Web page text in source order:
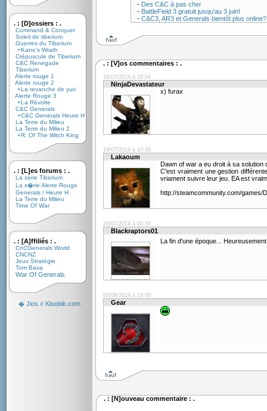
. : [D]ossiers : .
Command & Conquer
Soleil de tiberium
Guerres du Tiberium
+Kane's Wrath
Crépuscule de Tiberium
C&C Renegade
Tiberium
Alerte rouge 1
Alerte rouge 2
+La revanche de yuri
Alerte Rouge 3
+La Révolte
C&C Generals
+C&C Generals Heure H
La Terre du Milieu
La Terre du Milieu 2
+R. Of The Witch King
. : [L]es forums : .
La série Tiberium
La s�rie Alerte Rouge
Generals / Heure H
La Terre du Milieu
Time Of War
. : [A]ffiliés : .
CnCGenerals World
CNCNZ
Jeux Stratégie
Tom Baxa
War Of Generals
� Jios // Kloobik.com
- Des C&C à pas cher
- BattleField 3 gratuit jusqu'au 3 juin!
- C&C3, AR3 et Generals bientôt plus
. : [V]os commentaires : .
18/07/2014 à 19:04
NinjaDevastateur
x) furax
19/07/2014 à 10:30
Lakaoum
Dawn of war a eu droit à sa solution
C'est vraiment une gestion
vriament suivre leur jeu. EA est
http://steamcommunity.com/games/
20/07/2014 à 00:58
Blackraptors01
La fin d'une époque...
04/08/2014 à 14:00
Gear
. : [N]ouveau commentaire : .